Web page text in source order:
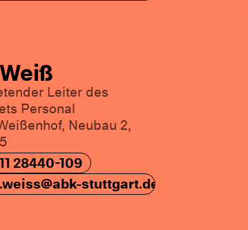
Leiter des
Personal
Neubau 2,
28440-109
stuttgart.de